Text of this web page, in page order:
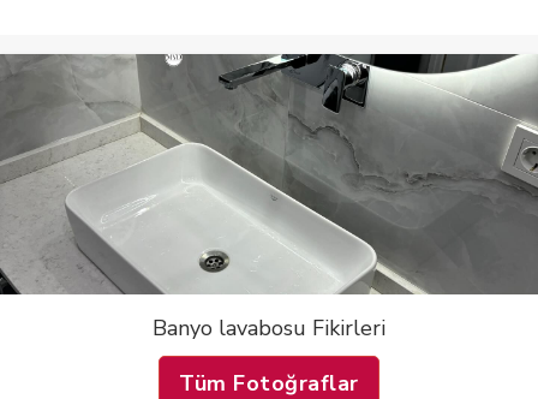
Banyo lavabosu Fikirleri
Tüm Fotoğraflar